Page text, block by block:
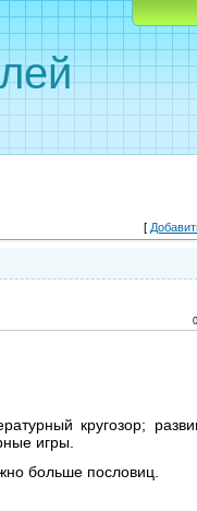
[
кругозор;
игры.
больше пословиц.